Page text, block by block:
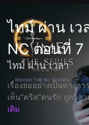
ไทม์ ผ่าน เว
NC ตอนที่ 7
ไทม์ ผ่าน เวลา
เรื่องย่ออย่างเป็นทางก
เห็น“คริส”คนรัก ถูกวิส
เติม